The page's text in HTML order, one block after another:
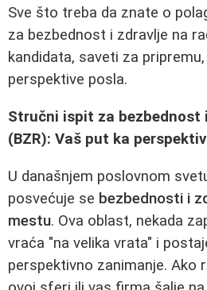
Sve što treba da znate o
za bezbednost i zdravlje na
kandidata, saveti za
perspektive posla.
Stručni ispit za bezbednost
(BZR): Vaš put ka
U današnjem poslovnom
posvećuje se bezbednosti i
mestu. Ova oblast, nekada
vraća "na velika vrata" i
perspektivno zanimanje. Ako